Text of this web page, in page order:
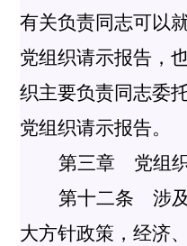
有关负责同志可以
党组织请示报告，
织主要负责同志委
党组织请示报告。
第三章 党组
第十二条 涉
大方针政策，经济